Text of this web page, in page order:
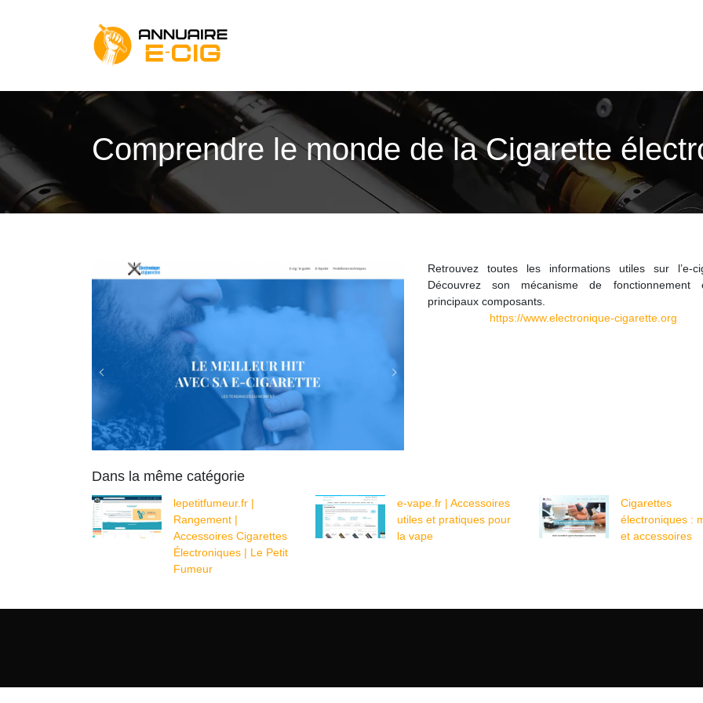
Comprendre le monde de la Cigarette
Retrouvez toutes les informations utiles sur l’e-
Découvrez son mécanisme de fonctionnement
principaux composants.
https://www.electronique-cigarette.org
Dans la même catégorie
lepetitfumeur.fr |
Rangement |
Accessoires Cigarettes
Électroniques | Le Petit
Fumeur
e-vape.fr | Accessoires
utiles et pratiques pour
la vape
Cigarettes
électroniques :
et accessoires